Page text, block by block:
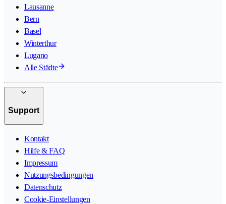
Lausanne
Bern
Basel
Winterthur
Lugano
Alle Städte
Support
Kontakt
Hilfe & FAQ
Impressum
Nutzungsbedingungen
Datenschutz
Cookie-Einstellungen